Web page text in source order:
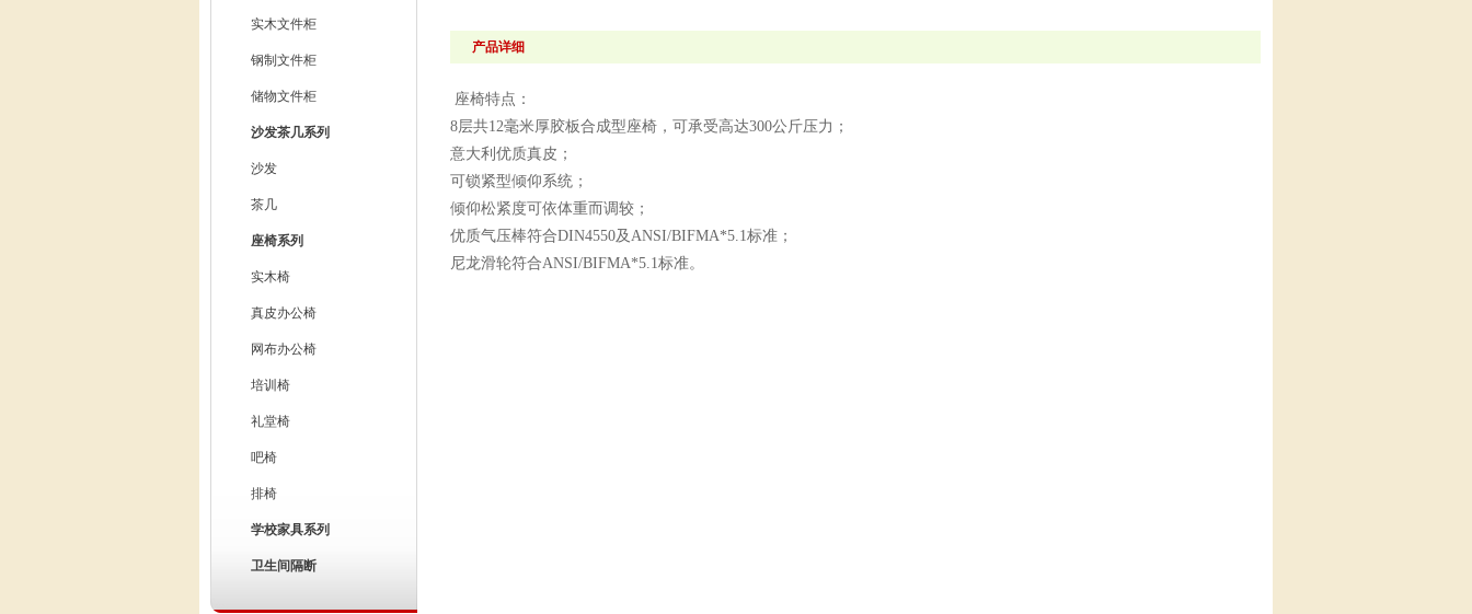
实木文件柜
钢制文件柜
储物文件柜
沙发茶几系列
沙发
茶几
座椅系列
实木椅
真皮办公椅
网布办公椅
培训椅
礼堂椅
吧椅
排椅
学校家具系列
卫生间隔断
产品详细
座椅特点：
8层共12毫米厚胶板合成型座椅，可承受高达300公斤压力；
意大利优质真皮；
可锁紧型倾仰系统；
倾仰松紧度可依体重而调较；
优质气压棒符合DIN4550及ANSI/BIFMA*5.1标准；
尼龙滑轮符合ANSI/BIFMA*5.1标准。